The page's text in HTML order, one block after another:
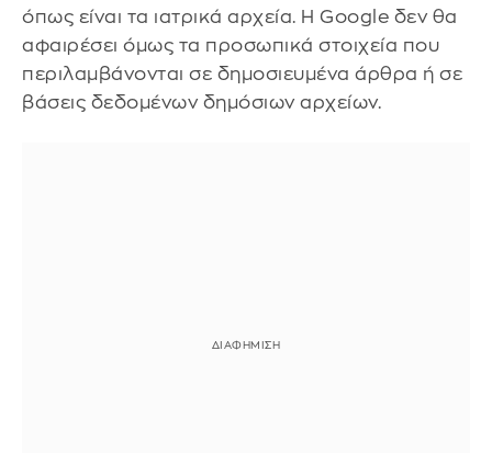
όπως είναι τα ιατρικά αρχεία. Η Google δεν θα
αφαιρέσει όμως τα προσωπικά στοιχεία που
περιλαμβάνονται σε δημοσιευμένα άρθρα ή σε
βάσεις δεδομένων δημόσιων αρχείων.